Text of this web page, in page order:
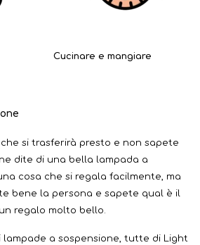
Cucinare e mangiare
si trasferirà presto e non sapete
dite di una bella lampada a
cosa che si regala facilmente, ma
bene la persona e sapete qual è il
regalo molto bello.
lampade a sospensione, tutte di Light